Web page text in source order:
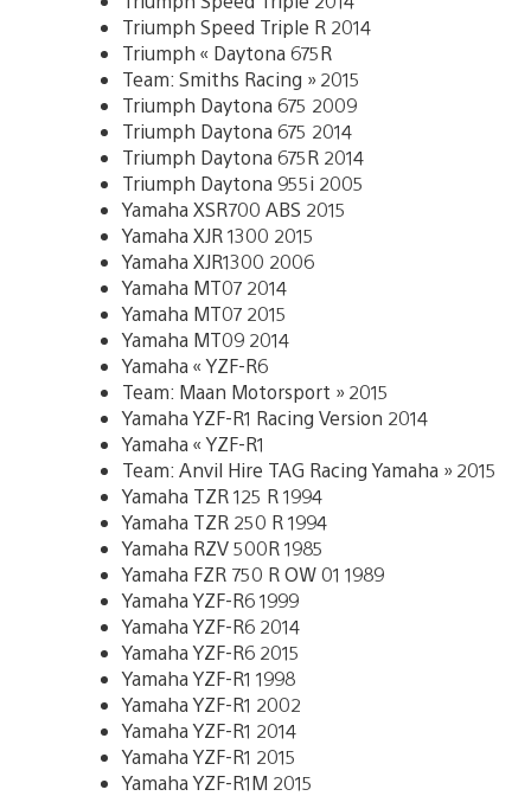
Triumph Speed Triple R 2014
Triumph « Daytona 675R
Team: Smiths Racing » 2015
Triumph Daytona 675 2009
Triumph Daytona 675 2014
Triumph Daytona 675R 2014
Triumph Daytona 955i 2005
Yamaha XSR700 ABS 2015
Yamaha XJR 1300 2015
Yamaha XJR1300 2006
Yamaha MT07 2014
Yamaha MT07 2015
Yamaha MT09 2014
Yamaha « YZF-R6
Team: Maan Motorsport » 2015
Yamaha YZF-R1 Racing Version 2014
Yamaha « YZF-R1
Team: Anvil Hire TAG Racing Yamaha » 2015
Yamaha TZR 125 R 1994
Yamaha TZR 250 R 1994
Yamaha RZV 500R 1985
Yamaha FZR 750 R OW 01 1989
Yamaha YZF-R6 1999
Yamaha YZF-R6 2014
Yamaha YZF-R6 2015
Yamaha YZF-R1 1998
Yamaha YZF-R1 2002
Yamaha YZF-R1 2014
Yamaha YZF-R1 2015
Yamaha YZF-R1M 2015